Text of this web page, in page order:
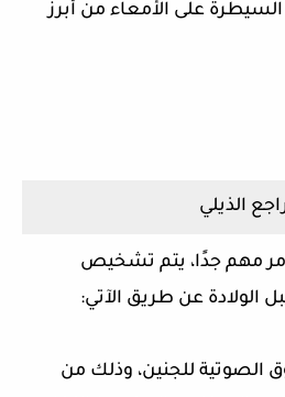
على الأمعاء من أبرز
الذيلي
مهم جدًا، يتم تشخيص
الولادة عن طريق الآتي:
الصوتية للجنين، وذلك من